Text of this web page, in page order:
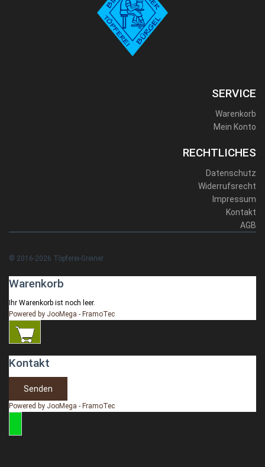
SERVICE
Warenkorb
Mein Konto
RECHTLICHES
Datenschutz
Widerrufsrecht
Impressum
Kontakt
AGB
© 2016-2026 Töpferei-Greiner
Warenkorb
Ihr Warenkorb ist noch leer.
Powered by JooMega - FramoTec
Kontakt
Senden
Powered by JooMega - FramoTec